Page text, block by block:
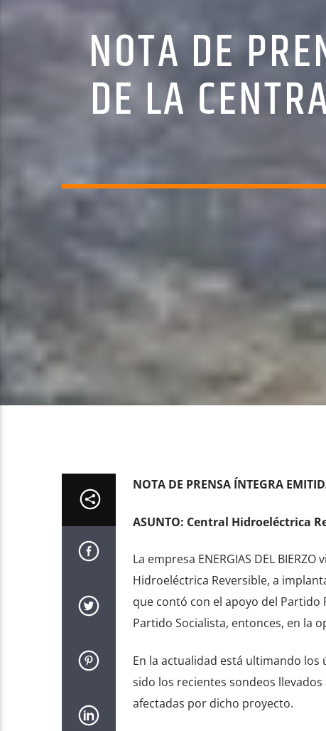
NOTA DE
DE LA
NOTA DE PRENSA ÍNTEGRA
ASUNTO: Central Hidroeléctrica
La empresa ENERGIAS DEL
Hidroeléctrica Reversible, a
que contó con el apoyo del
Partido Socialista, entonces, en la
En la actualidad está ultimando
sido los recientes sondeos
afectadas por dicho proyecto.